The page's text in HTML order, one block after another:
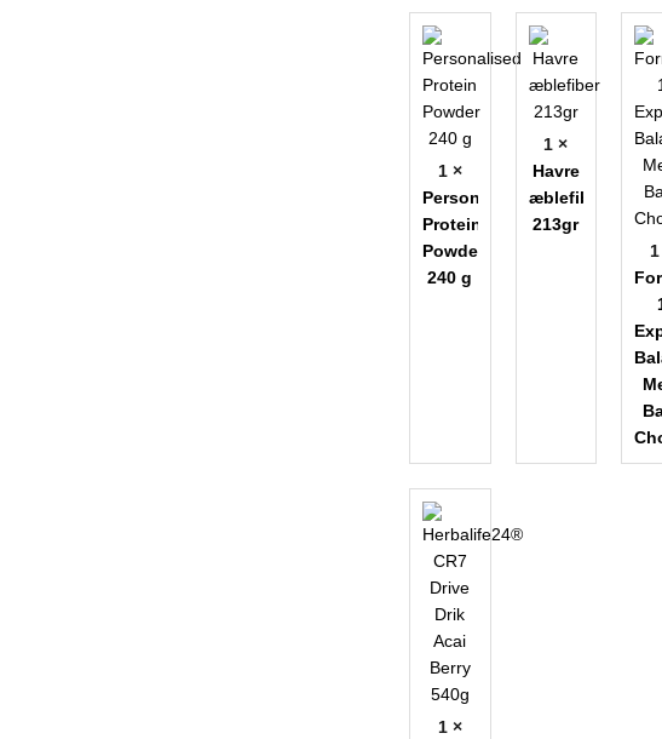
1 ×
Personalised
Protein
Powder
240 g
1 ×
Havre
æblefiber
213gr
1 ×